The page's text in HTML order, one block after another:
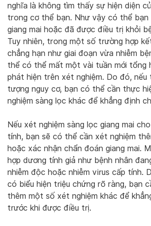
nghĩa là không tìm thấy sự hiện diện
trong cơ thể bạn. Như vậy có thể bạn
giang mai hoặc đã được điều trị khỏi
Tuy nhiên, trong một số trường hợp
chẳng hạn như giai đoạn vừa nhiễm
thể có thể mất một vài tuần mới tổng
phát hiện trên xét nghiệm. Do đó, nếu
tượng nguy cơ, bạn có thể cần thực
nghiệm sàng lọc khác để khẳng định
Nếu xét nghiệm sàng lọc giang mai
tính, bạn sẽ có thể cần xét nghiệm
hoặc xác nhận chẩn đoán giang mai.
hợp dương tính giả như bệnh nhân
nhiễm độc hoặc nhiễm virus cấp tính.
có biểu hiện triệu chứng rõ ràng, bạn
thêm một số xét nghiệm khác để
trước khi được điều trị.